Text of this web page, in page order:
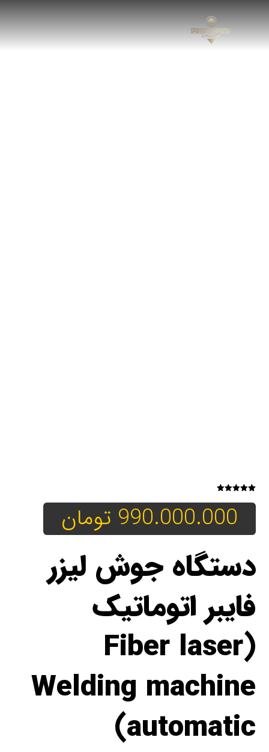
5.00
امتیازدهی990.000.000 تومان
دستگاه جوش لیزر
فایبر اتوماتیک
(Fiber laser
Welding machine
automatic)